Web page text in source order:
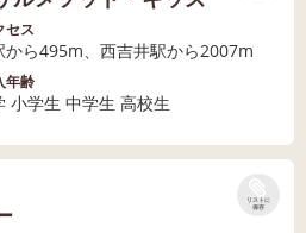
セス
から495m、西吉井駅から2007m
年齢
小学生 中学生 高校生
リストに
保存